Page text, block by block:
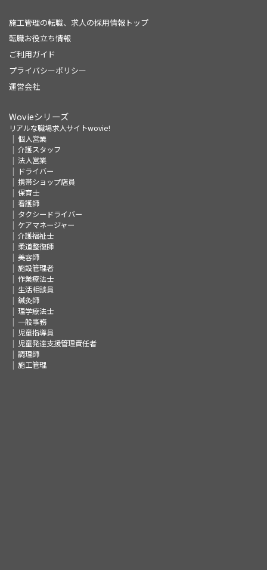
施工管理の転職、求人の採用情報トップ
転職お役立ち情報
ご利用ガイド
プライバシーポリシー
運営会社
Wovieシリーズ
リアルな職場求人サイトwovie!
個人営業
介護スタッフ
法人営業
ドライバー
携帯ショップ店員
保育士
看護師
タクシードライバー
ケアマネージャー
介護福祉士
柔道整復師
美容師
施設管理者
作業療法士
生活相談員
鍼灸師
理学療法士
一般事務
児童指導員
児童発達支援管理責任者
調理師
施工管理